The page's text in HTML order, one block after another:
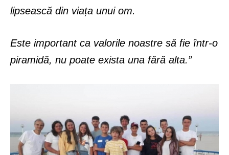
lipsească din viața unui om.
Este important ca valorile noastre să fie într-o
piramidă, nu poate exista una fără alta.”